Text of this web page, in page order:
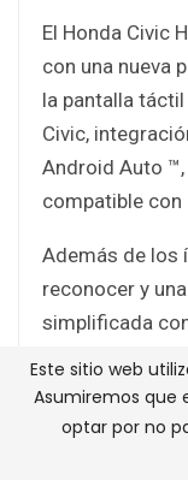
El Honda Civic
con una nueva
la pantalla
Civic,
Android Auto
compatible con
Además de los
reconocer y
simplificada
volumen físico
funciones de
0.8 pulgadas
Este sitio web
Asumiremos que
optar por no